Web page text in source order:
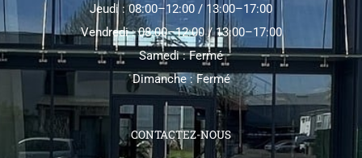
Jeudi : 08:00–12:00 / 13:00–17:00
Vendredi : 08:00–12:00 / 13:00–17:00
Samedi : Fermé
Dimanche : Fermé
CONTACTEZ-NOUS